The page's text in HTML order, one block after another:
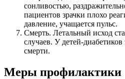
сонливостью,
пациентов зрачки плохо
давление, учащается пульс.
Смерть. Летальный исход
случаев. У детей-
смерти.
Меры профилактики